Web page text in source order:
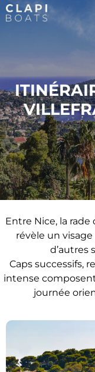
Entre Nice, la
révèle un
d’autres
Caps successifs,
intense
journée